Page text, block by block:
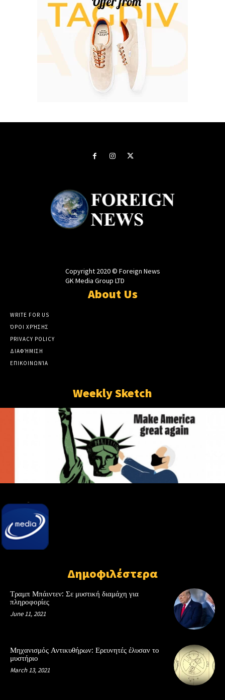
Copyright 2020 © Foreign News
GK Media Group LTD
About Us
WRITE FOR US
ΌΡΟΙ ΧΡΉΣΗΣ
PRIVACY POLICY
ΔΙΑΦΉΜΙΣΗ
ΕΠΙΚΟΙΝΩΝΊΑ
Weekly Sketch
Δημοφιλέστερα
Τραμπ Μπάιντεν: Σε μυστική διαμάχη για
πληροφορίες
June 11, 2021
Μηχανισμός Αντικυθήρων: Ερευνητές έλυσαν το
μυστήριο
March 13, 2021